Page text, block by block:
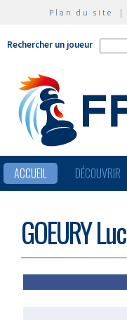
Plan du site |
Rechercher un joueur
ACCUEIL DÉCOUVRIR
GOEURY Luc